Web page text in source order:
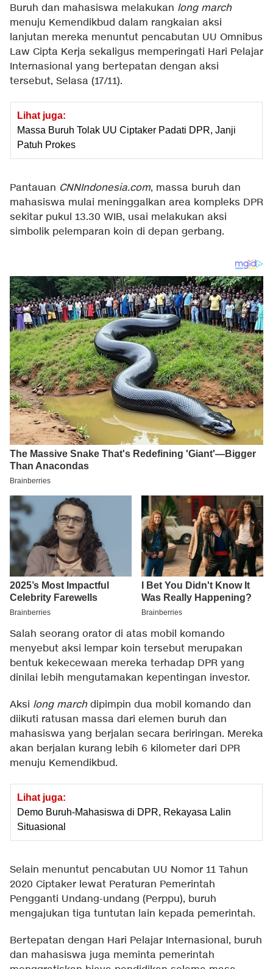
Buruh dan mahasiswa melakukan long march
menuju Kemendikbud dalam rangkaian aksi
lanjutan mereka menuntut pencabutan UU Omnibus
Law Cipta Kerja sekaligus memperingati Hari Pelajar
Internasional yang bertepatan dengan aksi
tersebut, Selasa (17/11).
Lihat juga:
Massa Buruh Tolak UU Ciptaker Padati DPR, Janji
Patuh Prokes
Pantauan CNNIndonesia.com, massa buruh dan
mahasiswa mulai meninggalkan area kompleks DPR
sekitar pukul 13.30 WIB, usai melakukan aksi
simbolik pelemparan koin di depan gerbang.
Salah seorang orator di atas mobil komando
menyebut aksi lempar koin tersebut merupakan
bentuk kekecewaan mereka terhadap DPR yang
dinilai lebih mengutamakan kepentingan investor.
Aksi long marchdipimpin dua mobil komando dan
diikuti ratusan massa dari elemen buruh dan
mahasiswa yang berjalan secara beriringan. Mereka
akan berjalan kurang lebih 6 kilometer dari DPR
menuju Kemendikbud.
Lihat juga:
Demo Buruh-Mahasiswa di DPR, Rekayasa Lalin
Situasional
Selain menuntut pencabutan UU Nomor 11 Tahun
2020 Ciptaker lewat Peraturan Pemerintah
Pengganti Undang-undang (Perppu), buruh
mengajukan tiga tuntutan lain kepada pemerintah.
Bertepatan dengan Hari Pelajar Internasional, buruh
dan mahasiswa juga meminta pemerintah